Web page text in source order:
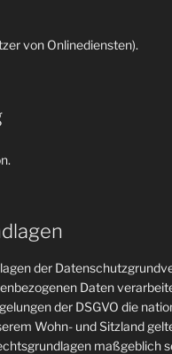
von Onlinediensten).
der
Daten
der DSGVO die
Wohn- und Sitzland
maßgeblich